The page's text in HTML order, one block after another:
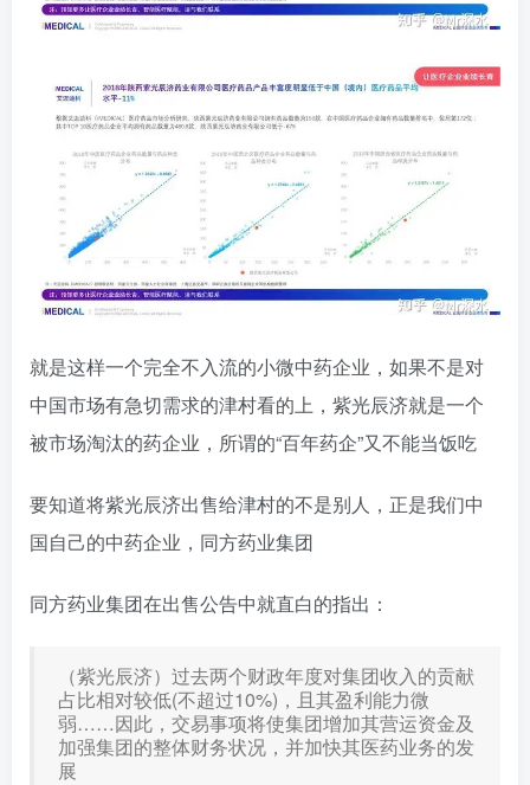
就是这样一个完全不入流的小微中药企业，如果不是对
中国市场有急切需求的津村看的上，紫光辰济就是一个
被市场淘汰的药企业，所谓的“百年药企”又不能当饭吃
要知道将紫光辰济出售给津村的不是别人，正是我们中
国自己的中药企业，同方药业集团
同方药业集团在出售公告中就直白的指出：
（紫光辰济）过去两个财政年度对集团收入的贡献
占比相对较低(不超过10%)，且其盈利能力微
弱……因此，交易事项将使集团增加其营运资金及
加强集团的整体财务状况，并加快其医药业务的发
展